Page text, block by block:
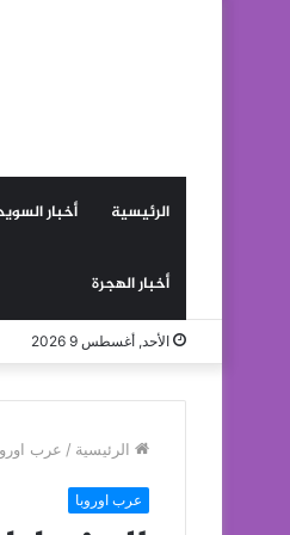
الرئيسية أخبار
أخبار الهجرة
الأحد, أغسطس 9 2026
الرئيسية / عرب
عرب اوروبا